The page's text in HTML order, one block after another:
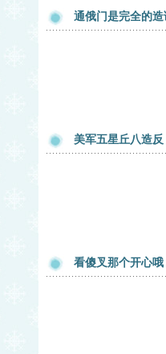
通俄门是完全的造
美军五星丘八造
看傻叉那个开心哦